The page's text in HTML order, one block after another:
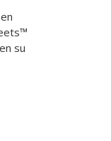
su